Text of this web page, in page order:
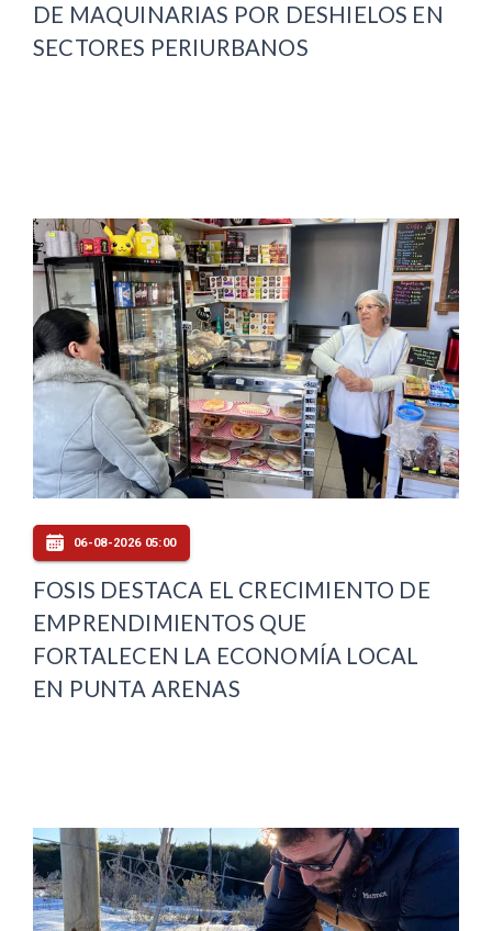
DE MAQUINARIAS POR DESHIELOS EN
SECTORES PERIURBANOS
06-08-2026 05:00
FOSIS DESTACA EL CRECIMIENTO DE
EMPRENDIMIENTOS QUE
FORTALECEN LA ECONOMÍA LOCAL
EN PUNTA ARENAS